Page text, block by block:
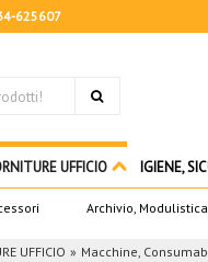
625607
UFFICIO
Archivio, Modulistica
IGIENE,
UFFICIO Macchine,